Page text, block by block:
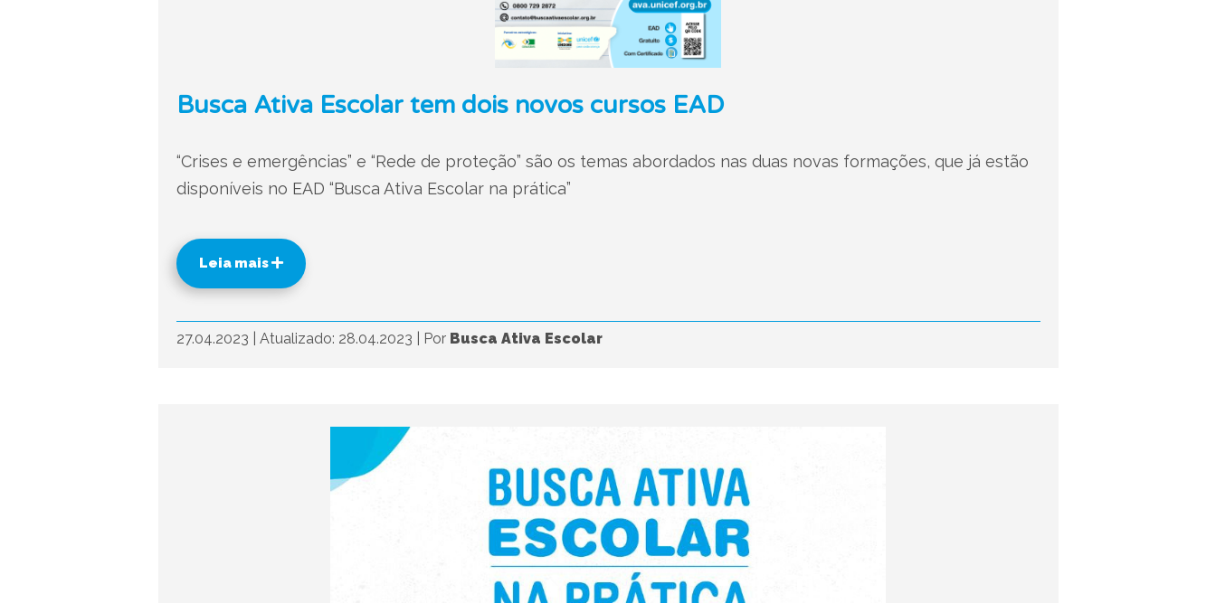
Busca Ativa Escolar tem dois novos cursos EAD
“Crises e emergências” e “Rede de proteção” são os temas abordados nas duas novas formações, que já estão
disponíveis no EAD “Busca Ativa Escolar na prática”
Leia mais
27.04.2023 Atualizado: 28.04.2023 Por Busca Ativa Escolar